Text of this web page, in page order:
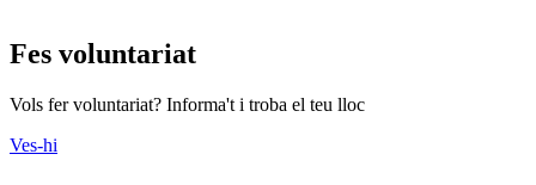
Fes voluntariat
Vols fer voluntariat? Informa't i troba el teu lloc
Ves-hi